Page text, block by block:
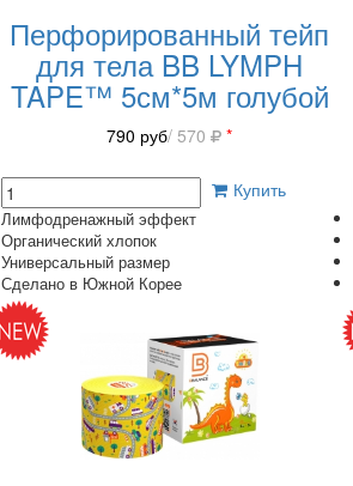
Перфорированный тейп
для тела BB LYMPH
TAPE™ 5см*5м голубой
790 руб/ 570 *
Купить
Лимфодренажный эффект
Органический хлопок
Универсальный размер
Сделано в Южной Корее